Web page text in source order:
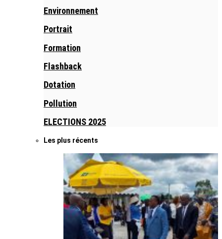
Environnement
Portrait
Formation
Flashback
Dotation
Pollution
ELECTIONS 2025
Les plus récents